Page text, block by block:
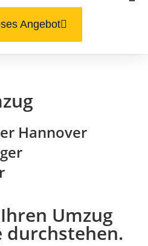
Angebot
Hannover
Umzug
durchstehen.